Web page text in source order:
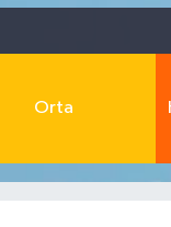
Orta